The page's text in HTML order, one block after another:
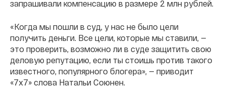
запрашивали компенсацию в размере 2 млн рублей.
«Когда мы пошли в суд, у нас не было цели
получить деньги. Все цели, которые мы ставили, —
это проверить, возможно ли в суде защитить свою
деловую репутацию, если ты стоишь против такого
известного, популярного блогера», — приводит
«7х7» слова Натальи Союнен.